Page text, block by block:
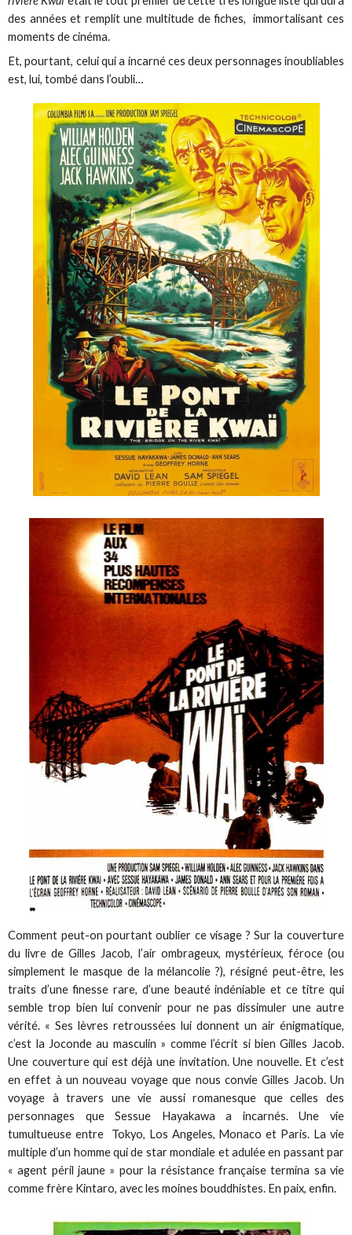
des années et remplit une multitude de fiches, immortalisant ces
moments de cinéma.
Et, pourtant, celui qui a incarné ces deux personnages inoubliables
est, lui, tombé dans l’oubli…
Comment peut-on pourtant oublier ce visage ? Sur la couverture
du livre de Gilles Jacob, l’air ombrageux, mystérieux, féroce (ou
simplement le masque de la mélancolie ?), résigné peut-être, les
traits d’une finesse rare, d’une beauté indéniable et ce titre qui
semble trop bien lui convenir pour ne pas dissimuler une autre
vérité. « Ses lèvres retroussées lui donnent un air énigmatique,
c’est la Joconde au masculin » comme l’écrit si bien Gilles Jacob.
Une couverture qui est déjà une invitation. Une nouvelle. Et c’est
en effet à un nouveau voyage que nous convie Gilles Jacob. Un
voyage à travers une vie aussi romanesque que celles des
personnages que Sessue Hayakawa a incarnés. Une vie
tumultueuse entre Tokyo, Los Angeles, Monaco et Paris. La vie
multiple d’un homme qui de star mondiale et adulée en passant par
« agent péril jaune » pour la résistance française termina sa vie
comme frère Kintaro, avec les moines bouddhistes. En paix, enfin.